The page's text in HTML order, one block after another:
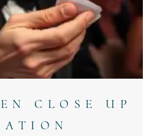
CLOSE UP